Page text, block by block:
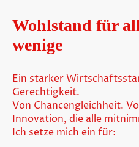
Wohlstand für
wenige
Ein starker
Gerechtigkeit.
Von Chancengleichheit.
Innovation, die alle
Ich setze mich ein für: